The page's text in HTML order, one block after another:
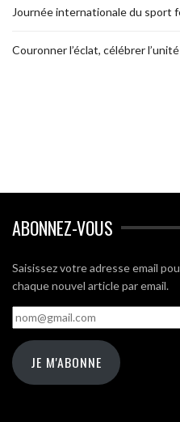
Journée internationale du sport
Couronner l’éclat, célébrer l’unité
ABONNEZ-VOUS
Saisissez votre adresse email
chaque nouvel article par email.
nom@gmail.com
JE M'ABONNE